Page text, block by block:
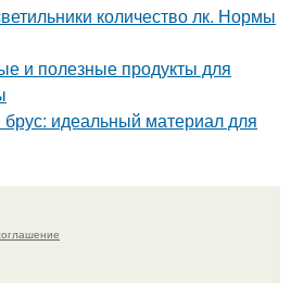
количество лк. Нормы
и полезные продукты для
идеальный материал для